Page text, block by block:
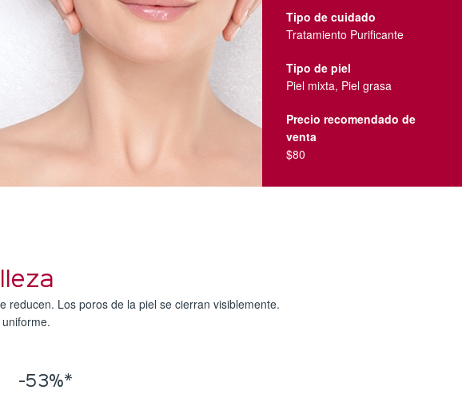
Tipo de cuidado
Tratamiento Purificante
Tipo de piel
Piel mixta, Piel grasa
Precio recomendado de
venta
$80
reducen. Los poros de la piel se cierran visiblemente.
-53%*